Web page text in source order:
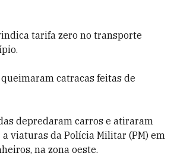
tarifa zero no transporte
catracas feitas de
depredaram carros e atiraram
viaturas da Polícia Militar (PM) em
na zona oeste.